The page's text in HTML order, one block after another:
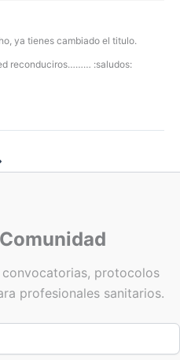
ya tienes cambiado el titulo.
reconduciros……… :saludos:
protocolos
profesionales sanitarios.